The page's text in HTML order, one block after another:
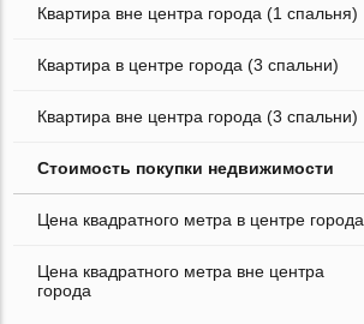
Квартира вне центра города (1 спальня)
Квартира в центре города (3 спальни)
Квартира вне центра города (3 спальни)
Стоимость покупки недвижимости
Цена квадратного метра в центре города
Цена квадратного метра вне центра
города